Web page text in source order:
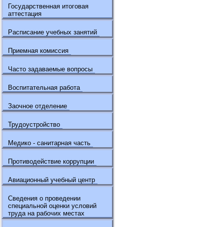
Государственная итоговая
аттестация
Расписание учебных занятий
Приемная комиссия
Часто задаваемые вопросы
Воспитательная работа
Заочное отделение
Трудоустройство
Медико - санитарная часть
Противодействие коррупции
Авиационный учебный центр
Сведения о проведении
специальной оценки условий
труда на рабочих местах